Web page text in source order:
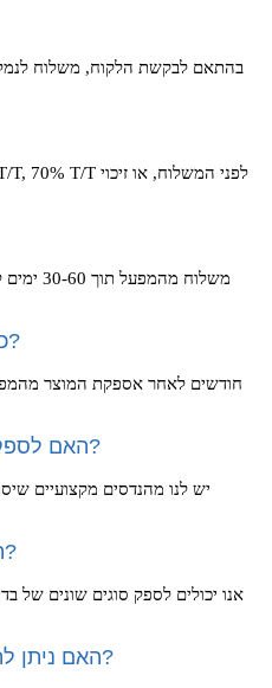
בהתאם לבקשת הלקוח, משלוח לנמל
משלוח
4. כמה זמן תקופת האחריות?
5. האם לספק תחזוקה לאחר המכירה?
יש לנו מהנדסים מקצועיים
6. האם לספק בדיקות מוצר?
אנו יכולים לספק סוגים שונים של
7. האם ניתן להתאים אישית את המוצר?